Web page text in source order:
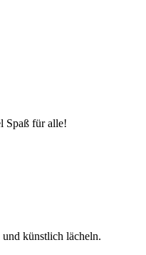
Spaß für alle!
künstlich lächeln.